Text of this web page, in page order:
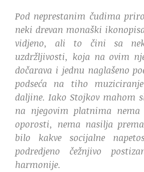
Pod neprestanim čudima
neki drevan monaški
vidjeno, ali to čini sa
uzdržljivosti, koja na ovim
dočarava i jednu naglašeno
podseća na tiho
daljine. Iako Stojkov mahom
na njegovim platnima
oporosti, nema nasilja
bilo kakve socijalne
podredjeno čežnjivo
harmonije.